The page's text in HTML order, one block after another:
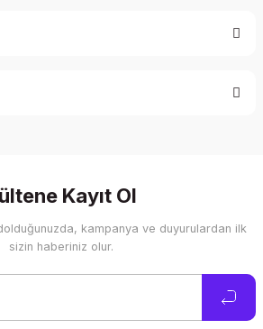
teşekkür ederiz.
bozuk veya görüntülenemiyor.
Kayıt Ol
kampanya ve duyurulardan ilk
sizin haberiniz olur.